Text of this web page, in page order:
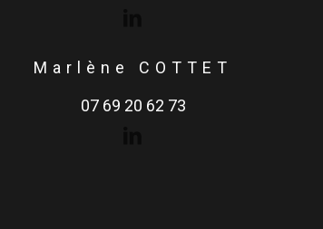
Marlène COTTET
07 69 20 62 73